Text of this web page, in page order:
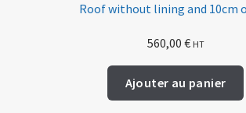
Roof without lining and 10cm
560,00 € HT
Ajouter au panier